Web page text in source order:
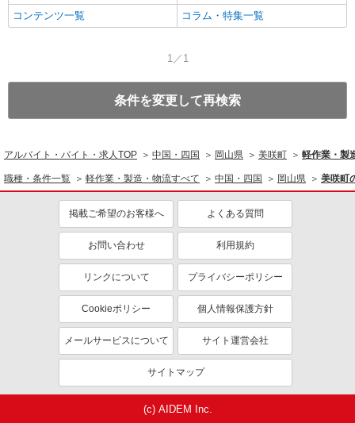
コンテンツ一覧
コラム・特集一覧
1／1
条件を変更して再検索
アルバイト・バイト・求人TOP 中国・四国 岡山県 美咲町 軽作業・製
職種・条件一覧 軽作業・製造・物流すべて 中国・四国 岡山県 美咲町
掲載ご希望のお客様へ よくある質問
お問い合わせ 利用規約
リンクについて プライバシーポリシー
Cookieポリシー 個人情報保護方針
メールサービスについて サイト運営会社
サイトマップ
(c) AIDEM Inc.